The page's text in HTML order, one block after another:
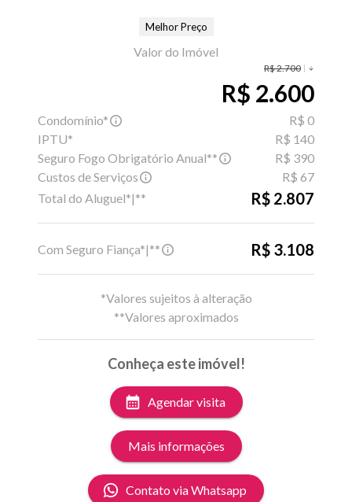
Melhor Preço
Valor do Imóvel
R$ 2.700
R$ 2.600
Condomínio*
R$ 0
IPTU*
R$ 140
Seguro Fogo Obrigatório Anual**
R$ 390
Custos de Serviços
R$ 67
Total do Aluguel*|**
R$ 2.807
Com Seguro Fiança*|** R$ 3.108
*Valores sujeitos à alteração
**Valores aproximados
Conheça este imóvel!
Agendar visita
Mais informações
Contato via Whatsapp